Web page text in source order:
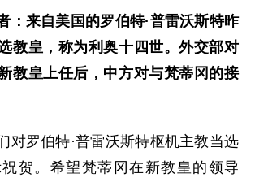
：来自美国的罗伯特·普雷沃斯特昨
教皇，称为利奥十四世。外交部对
教皇上任后，中方对与梵蒂冈的接
对罗伯特·普雷沃斯特枢机主教当选
贺。希望梵蒂冈在新教皇的领导